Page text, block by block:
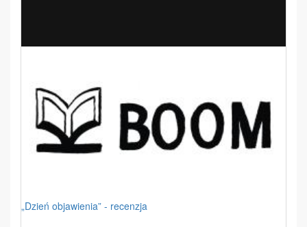
„Dzień objawienia” - recenzja